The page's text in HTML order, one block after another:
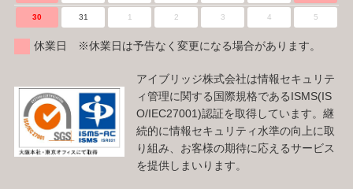
30 31 1 2 3 4 5
休業日 ※休業日は予告なく変更になる場合があります。
アイブリッジ株式会社は情報セキュリテ
ィ管理に関する国際規格であるISMS(IS
O/IEC27001)認証を取得しています。継
続的に情報セキュリティ水準の向上に取
り組み、お客様の期待に応えるサービス
を提供しまいります。